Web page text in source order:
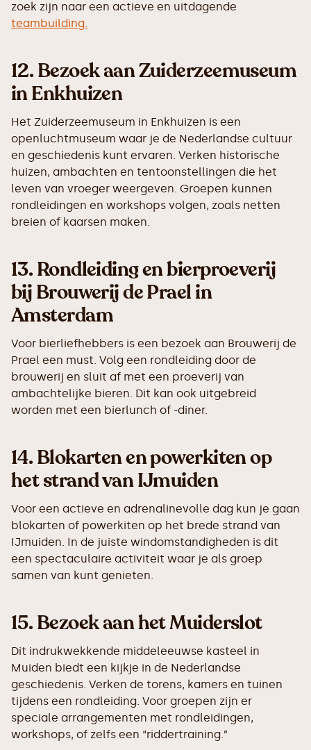
zoek zijn naar een actieve en uitdagende
teambuilding.
12.Bezoek aan Zuiderzeemuseum
in Enkhuizen
Het Zuiderzeemuseum in Enkhuizen is een
openluchtmuseum waar je de Nederlandse cultuur
en geschiedenis kunt ervaren. Verken historische
huizen, ambachten en tentoonstellingen die het
leven van vroeger weergeven. Groepen kunnen
rondleidingen en workshops volgen, zoals netten
breien of kaarsen maken.
13.Rondleiding en bierproeverij
bij Brouwerij de Prael in
Amsterdam
Voor bierliefhebbers is een bezoek aan Brouwerij de
Prael een must. Volg een rondleiding door de
brouwerij en sluit af met een proeverij van
ambachtelijke bieren. Dit kan ook uitgebreid
worden met een bierlunch of -diner.
14.Blokarten en powerkiten op
het strand van IJmuiden
Voor een actieve en adrenalinevolle dag kun je gaan
blokarten of powerkiten op het brede strand van
IJmuiden. In de juiste windomstandigheden is dit
een spectaculaire activiteit waar je als groep
samen van kunt genieten.
15.Bezoek aan het Muiderslot
Dit indrukwekkende middeleeuwse kasteel in
Muiden biedt een kijkje in de Nederlandse
geschiedenis. Verken de torens, kamers en tuinen
tijdens een rondleiding. Voor groepen zijn er
speciale arrangementen met rondleidingen,
workshops, of zelfs een “riddertraining.”